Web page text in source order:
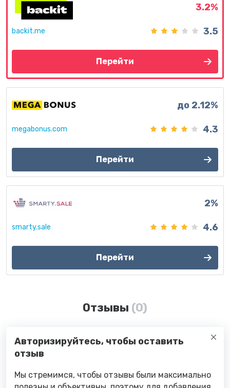
backit.me
3.2%
3.5
Перейти
megabonus.com
до 2.12%
4.3
Перейти
smarty.sale
2%
4.6
Перейти
Отзывы (0)
Авторизируйтесь, чтобы оставить
отзыв
Мы стремимся, чтобы отзывы были максимально